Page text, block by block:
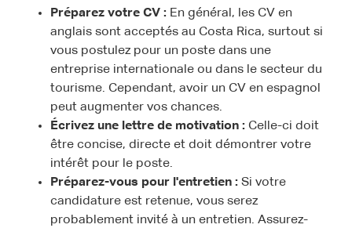
Préparez votre CV : En général, les CV en
anglais sont acceptés au Costa Rica, surtout si
vous postulez pour un poste dans une
entreprise internationale ou dans le secteur du
tourisme. Cependant, avoir un CV en espagnol
peut augmenter vos chances.
Écrivez une lettre de motivation : Celle-ci doit
être concise, directe et doit démontrer votre
intérêt pour le poste.
Préparez-vous pour l'entretien : Si votre
candidature est retenue, vous serez
probablement invité à un entretien. Assurez-